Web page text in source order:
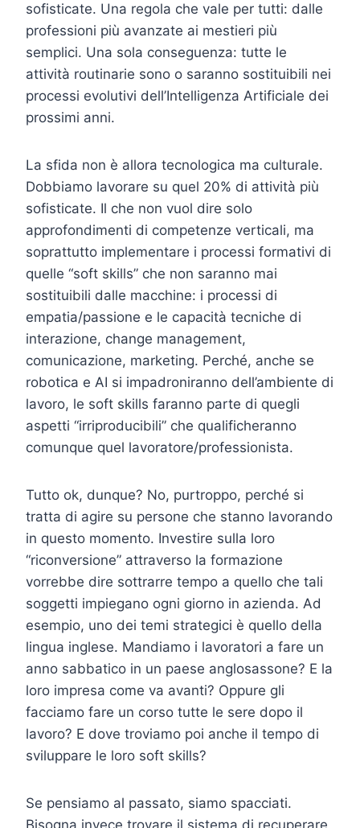
sofisticate. Una regola che vale per tutti: dalle
professioni più avanzate ai mestieri più
semplici. Una sola conseguenza: tutte le
attività routinarie sono o saranno sostituibili nei
processi evolutivi dell’Intelligenza Artificiale dei
prossimi anni.
La sfida non è allora tecnologica ma culturale.
Dobbiamo lavorare su quel 20% di attività più
sofisticate. Il che non vuol dire solo
approfondimenti di competenze verticali, ma
soprattutto implementare i processi formativi di
quelle “soft skills” che non saranno mai
sostituibili dalle macchine: i processi di
empatia/passione e le capacità tecniche di
interazione, change management,
comunicazione, marketing. Perché, anche se
robotica e AI si impadroniranno dell’ambiente di
lavoro, le soft skills faranno parte di quegli
aspetti “irriproducibili” che qualificheranno
comunque quel lavoratore/professionista.
Tutto ok, dunque? No, purtroppo, perché si
tratta di agire su persone che stanno lavorando
in questo momento. Investire sulla loro
“riconversione” attraverso la formazione
vorrebbe dire sottrarre tempo a quello che tali
soggetti impiegano ogni giorno in azienda. Ad
esempio, uno dei temi strategici è quello della
lingua inglese. Mandiamo i lavoratori a fare un
anno sabbatico in un paese anglosassone? E la
loro impresa come va avanti? Oppure gli
facciamo fare un corso tutte le sere dopo il
lavoro? E dove troviamo poi anche il tempo di
sviluppare le loro soft skills?
Se pensiamo al passato, siamo spacciati.
Bisogna invece trovare il sistema di recuperare